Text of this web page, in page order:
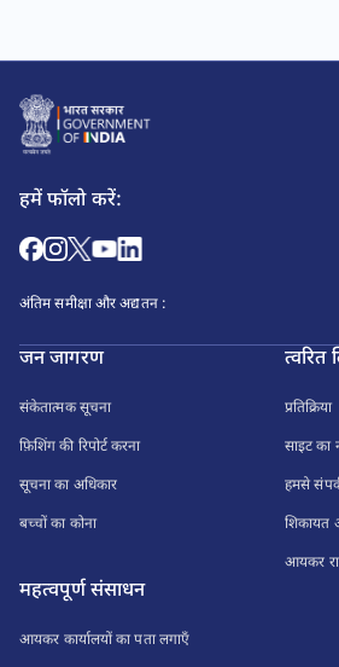
हमें फॉलो करें:
अंतिम समीक्षा और अद्यतन :
जन जागरण
संकेतात्मक सूचना
फ़िशिंग की रिपोर्ट करना
सूचना का अधिकार
बच्चों का कोना
त्वरित
प्रतिक्रिया
साइट का
हमसे
शिकायत
आयकर
महत्वपूर्ण संसाधन
आयकर कार्यालयों का पता लगाएँ